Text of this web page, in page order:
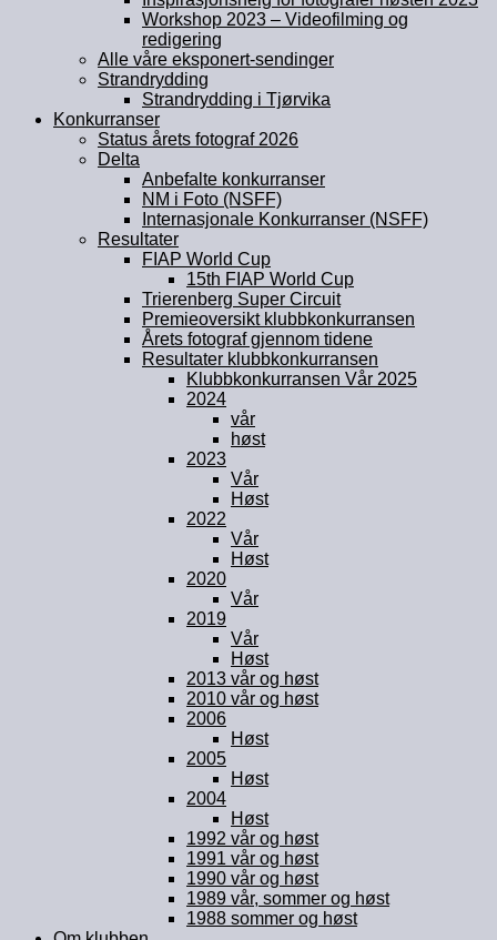
Workshop 2023 – Videofilming og
redigering
Alle våre eksponert-sendinger
Strandrydding
Strandrydding i Tjørvika
Konkurranser
Status årets fotograf 2026
Delta
Anbefalte konkurranser
NM i Foto (NSFF)
Internasjonale Konkurranser (NSFF)
Resultater
FIAP World Cup
15th FIAP World Cup
Trierenberg Super Circuit
Premieoversikt klubbkonkurransen
Årets fotograf gjennom tidene
Resultater klubbkonkurransen
Klubbkonkurransen Vår 2025
2024
vår
høst
2023
Vår
Høst
2022
Vår
Høst
2020
Vår
2019
Vår
Høst
2013 vår og høst
2010 vår og høst
2006
Høst
2005
Høst
2004
Høst
1992 vår og høst
1991 vår og høst
1990 vår og høst
1989 vår, sommer og høst
1988 sommer og høst